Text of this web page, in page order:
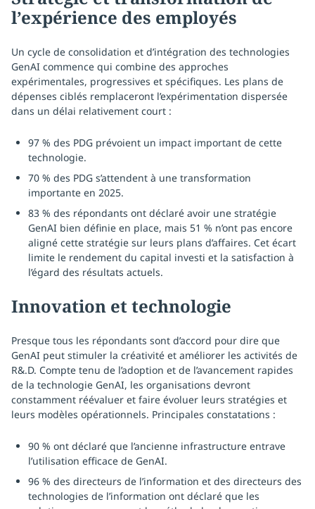
l’expérience des employés
Un cycle de consolidation et d’intégration des technologies
GenAI commence qui combine des approches
expérimentales, progressives et spécifiques. Les plans de
dépenses ciblés remplaceront l’expérimentation dispersée
dans un délai relativement court :
97 % des PDG prévoient un impact important de cette
technologie.
70 % des PDG s’attendent à une transformation
importante en 2025.
83 % des répondants ont déclaré avoir une stratégie
GenAI bien définie en place, mais 51 % n’ont pas encore
aligné cette stratégie sur leurs plans d’affaires. Cet écart
limite le rendement du capital investi et la satisfaction à
l’égard des résultats actuels.
Innovation et technologie
Presque tous les répondants sont d’accord pour dire que
GenAI peut stimuler la créativité et améliorer les activités de
R&.D. Compte tenu de l’adoption et de l’avancement rapides
de la technologie GenAI, les organisations devront
constamment réévaluer et faire évoluer leurs stratégies et
leurs modèles opérationnels. Principales constatations :
90 % ont déclaré que l’ancienne infrastructure entrave
l’utilisation efficace de GenAI.
96 % des directeurs de l’information et des directeurs des
technologies de l’information ont déclaré que les